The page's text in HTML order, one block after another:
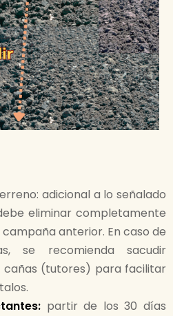
adicional a lo señalado
eliminar completamente
anterior. En caso de
se recomienda sacudir
cañas (tutores) para facilitar
partir de los 30 días